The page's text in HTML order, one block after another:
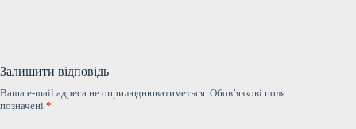
Залишити відповідь
Ваша e-mail адреса не оприлюднюватиметься. Обов’язкові поля
позначені *